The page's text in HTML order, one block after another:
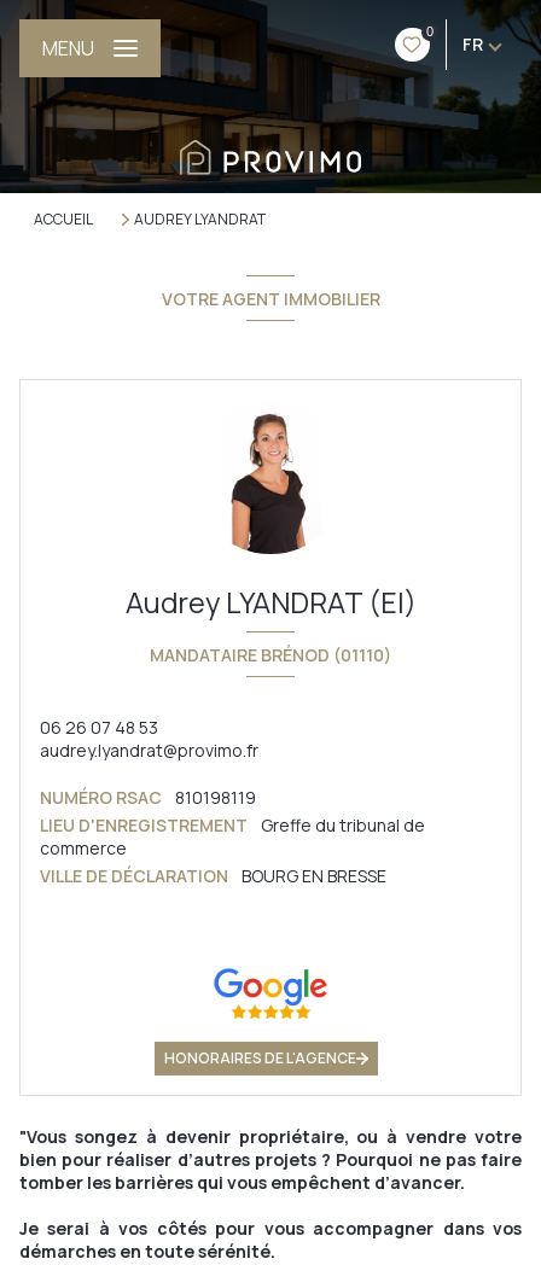
0
FR
MENU
ACCUEIL AUDREY LYANDRAT
VOTRE AGENT IMMOBILIER
Audrey LYANDRAT (EI)
MANDATAIRE BRÉNOD (01110)
06 26 07 48 53
audrey.lyandrat@provimo.fr
NUMÉRO RSAC
810198119
LIEU D'ENREGISTREMENT
Greffe du tribunal de
commerce
VILLE DE DÉCLARATION
BOURG EN BRESSE
HONORAIRES DE L'AGENCE
"Vous songez à devenir propriétaire, ou à vendre votre
bien pour réaliser d’autres projets ? Pourquoi ne pas faire
tomber les barrières qui vous empêchent d’avancer.
Je serai à vos côtés pour vous accompagner dans vos
démarches en toute sérénité.